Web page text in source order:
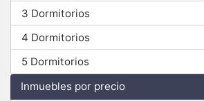
3 Dormitorios
4 Dormitorios
5 Dormitorios
Inmuebles por precio